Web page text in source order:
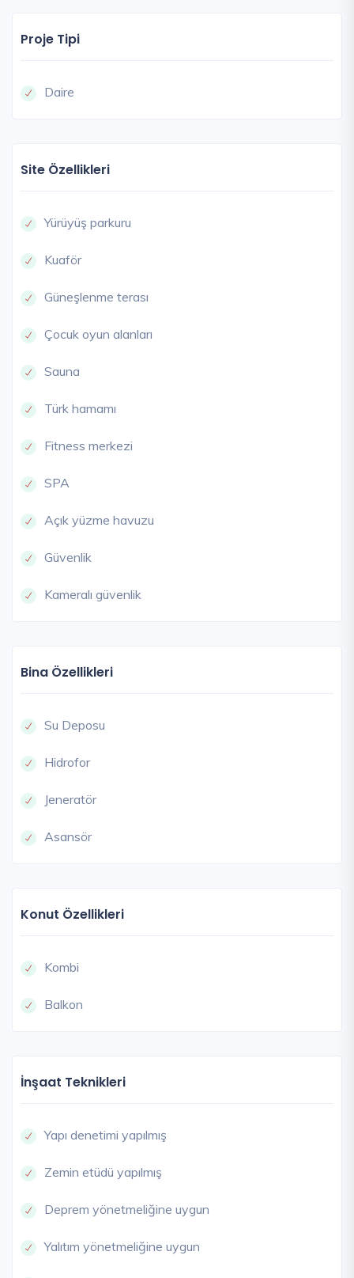
Proje Tipi
Daire
Site Özellikleri
Yürüyüş parkuru
Kuaför
Güneşlenme terası
Çocuk oyun alanları
Sauna
Türk hamamı
Fitness merkezi
SPA
Açık yüzme havuzu
Güvenlik
Kameralı güvenlik
Bina Özellikleri
Su Deposu
Hidrofor
Jeneratör
Asansör
Konut Özellikleri
Kombi
Balkon
İnşaat Teknikleri
Yapı denetimi yapılmış
Zemin etüdü yapılmış
Deprem yönetmeliğine uygun
Yalıtım yönetmeliğine uygun